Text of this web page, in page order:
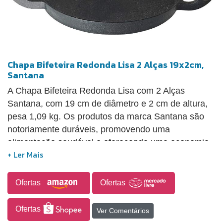
Chapa Bifeteira Redonda Lisa 2 Alças 19x2cm,
Santana
A Chapa Bifeteira Redonda Lisa com 2 Alças
Santana, com 19 cm de diâmetro e 2 cm de altura,
pesa 1,09 kg. Os produtos da marca Santana são
notoriamente duráveis, promovendo uma
alimentação saudável e oferecendo uma economia
de até 35% no consumo de calor durante o
uniforme dos alimentos, mantendo a temperatura
por períodos mais prolongados e transferindo
quantidades de ferro para as refeições.
Ofertas Ofertas
Ofertas Ver Comentários